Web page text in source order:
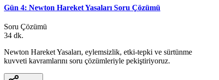
Gün 4: Newton Hareket Yasaları Soru Çözümü
Soru Çözümü
34 dk.
Newton Hareket Yasaları, eylemsizlik, etki-tepki ve sürtünme
kuvveti kavramlarını soru çözümleriyle pekiştiriyoruz.